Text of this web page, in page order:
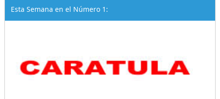
Esta Semana en el Número 1: